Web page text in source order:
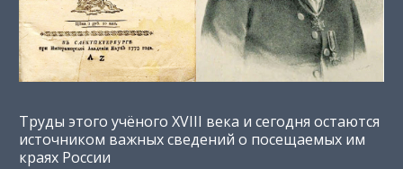
Труды этого учёного XVIII века и сегодня остаются
источником важных сведений о посещаемых им
краях России